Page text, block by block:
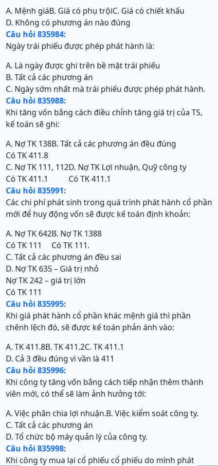
A. Mệnh giáB. Giá có phụ trộiC. Giá có chiết khấu
D. Không có phương án nào đúng
Câu hỏi 835984:
Ngày trái phiếu được phép phát hành là:
A. Là ngày được ghi trên bề mặt trái phiếu
B. Tất cả các phương án
C. Ngày sớm nhất mà trái phiếu được phép phát hành.
Câu hỏi 835988:
Khi tăng vốn bắng cách điều chỉnh tăng giá trị của TS,
kế toán sẽ ghi:
A. Nợ TK 138
Có TK 411.8
B. Tất cả các phương án đều đúng
C. Nợ TK 111, 112
Có TK 411.1
D. Nợ TK Lợi nhuận, Quỹ công ty
Có TK 411.1
Câu hỏi 835991:
Các chi phí phát sinh trong quá trình phát hành cổ phần
mới để huy động vốn sẽ được kế toán định khoản:
A. Nợ TK 642
Có TK 111
B. Nợ TK 1388
Có TK 111.
C. Tất cả các phương án đều sai
D. Nợ TK 635 – Giá trị nhỏ
Nợ TK 242 – giá trị lớn
Có TK 111
Câu hỏi 835995:
Khi giá phát hành cổ phần khác mệnh giá thì phần
chênh lệch đó, sẽ được kế toán phản ánh vào:
A. TK 411.8B. TK 411.2C. TK 411.1
D. Cả 3 đều đúng vì vần là 411
Câu hỏi 835996:
Khi công ty tăng vốn bắng cách tiếp nhận thêm thành
viên mới, có thể sẽ làm ảnh hưởng tới:
A. Việc phân chia lợi nhuận.B. Việc kiểm soát công ty.
C. Tất cả các phương án
D. Tổ chức bộ máy quản lý của công ty.
Câu hỏi 835998:
Khi công ty mua lại cổ phiếu cổ phiếu do mình phát